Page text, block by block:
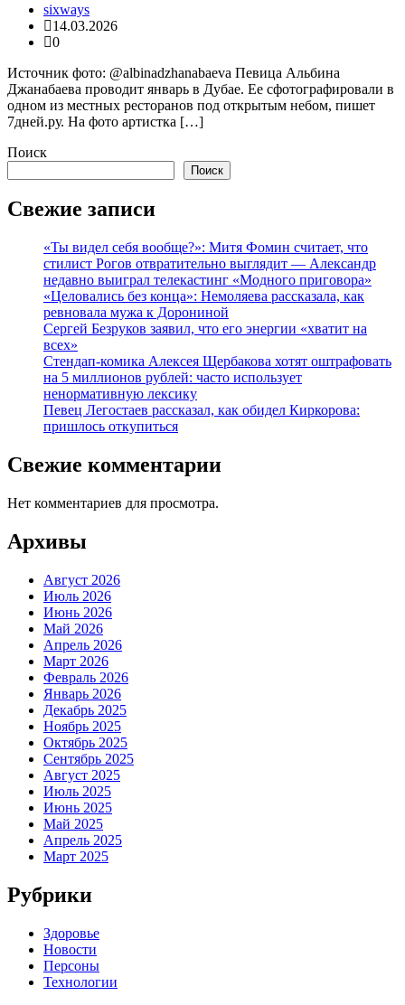
sixways
14.03.2026
0
Источник фото: @albinadzhanabaeva Певица Альбина
Джанабаева проводит январь в Дубае. Ее сфотографировали в
одном из местных ресторанов под открытым небом, пишет
7дней.ру. На фото артистка […]
Поиск
Поиск
Свежие записи
«Ты видел себя вообще?»: Митя Фомин считает, что
стилист Рогов отвратительно выглядит — Александр
недавно выиграл телекастинг «Модного приговора»
«Целовались без конца»: Немоляева рассказала, как
ревновала мужа к Дорониной
Сергей Безруков заявил, что его энергии «хватит на
всех»
Стендап-комика Алексея Щербакова хотят оштрафовать
на 5 миллионов рублей: часто использует
ненормативную лексику
Певец Легостаев рассказал, как обидел Киркорова:
пришлось откупиться
Свежие комментарии
Нет комментариев для просмотра.
Архивы
Август 2026
Июль 2026
Июнь 2026
Май 2026
Апрель 2026
Март 2026
Февраль 2026
Январь 2026
Декабрь 2025
Ноябрь 2025
Октябрь 2025
Сентябрь 2025
Август 2025
Июль 2025
Июнь 2025
Май 2025
Апрель 2025
Март 2025
Рубрики
Здоровье
Новости
Персоны
Технологии